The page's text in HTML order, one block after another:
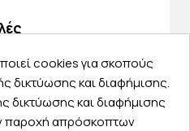
πόρτα σας
cookies για σκοπούς
δικτύωσης και διαφήμισης.
δικτύωσης και διαφήμισης
παροχή απρόσκοπτων